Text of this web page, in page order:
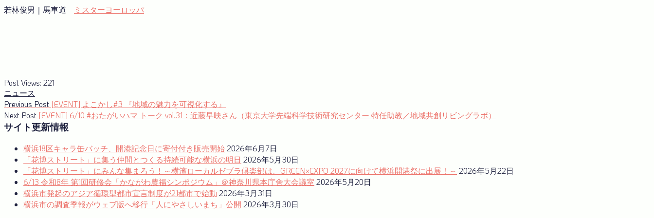
若林俊男｜馬車道
ミスターヨーロッパ
Post Views: 221
ニュース
投
稿
ナ
ビ
ゲ
ー
シ
Previous Post Previous
post:
[EVENT] よこかし#3 『地域の魅力を可視化する』
Next Post Next
post:
[EVENT] 6/10 #おたがいハマ トーク vol.31：近藤早映さん（東京大学先端科学技術研究センター 特任助教／地域共創リビングラボ）
サイト更新情報
横浜18区キャラ缶バッチ、開港記念日に寄付付き販売開始2026年6月7日
「花博ストリート」に集う仲間とつくる持続可能な横浜の明日 2026年5月30日
「花博ストリート」にみんな集まろう！～横濱ローカルゼブラ倶楽部は、GREEN×EXPO 2027に向けて横浜開港祭に出展！～ 2026年5月22日
6/13 令和8年 第1回研修会「かながわ農福シンポジウム」＠神奈川県本庁舎大会議室 2026年5月20日
横浜市発起のアジア循環型都市宣言制度が21都市で始動 2026年3月31日
横浜市の調査季報がウェブ版へ移行「人にやさしいまち」公開 2026年3月30日